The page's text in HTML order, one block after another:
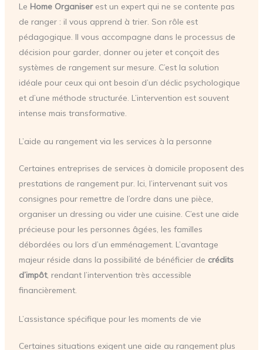
Le Home Organiserest un expert qui ne se contente pas
de ranger : il vous apprend à trier. Son rôle est
pédagogique. Il vous accompagne dans le processus de
décision pour garder, donner ou jeter et conçoit des
systèmes de rangement sur mesure. C’est la solution
idéale pour ceux qui ont besoin d’un déclic psychologique
et d’une méthode structurée. L’intervention est souvent
intense mais transformative.
L’aide au rangement via les services à la personne
Certaines entreprises de services à domicile proposent des
prestations de rangement pur. Ici, l’intervenant suit vos
consignes pour remettre de l’ordre dans une pièce,
organiser un dressing ou vider une cuisine. C’est une aide
précieuse pour les personnes âgées, les familles
débordées ou lors d’un emménagement. L’avantage
majeur réside dans la possibilité de bénéficier de crédits
d’impôt, rendant l’intervention très accessible
financièrement.
L’assistance spécifique pour les moments de vie
Certaines situations exigent une aide au rangement plus